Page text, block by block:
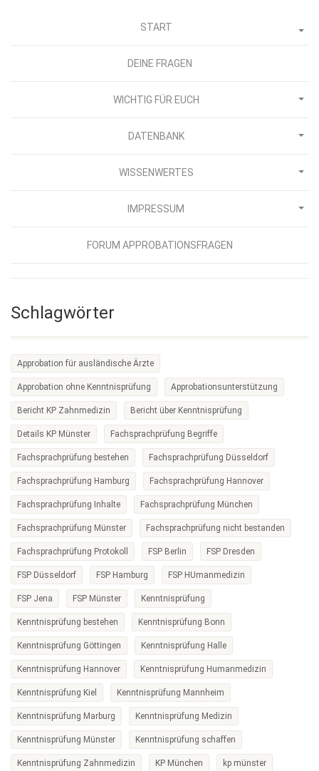
START
DEINE FRAGEN
WICHTIG FÜR EUCH
DATENBANK
WISSENWERTES
IMPRESSUM
FORUM APPROBATIONSFRAGEN
Schlagwörter
Approbation für ausländische Ärzte
Approbation ohne Kenntnisprüfung Approbationsunterstützung
Bericht KP Zahnmedizin Bericht über Kenntnisprüfung
Details KP Münster Fachsprachprüfung Begriffe
Fachsprachprüfung bestehen Fachsprachprüfung Düsseldorf
Fachsprachprüfung Hamburg Fachsprachprüfung Hannover
Fachsprachprüfung Inhalte Fachsprachprüfung München
Fachsprachprüfung Münster Fachsprachprüfung nicht bestanden
Fachsprachprüfung Protokoll FSP Berlin FSP Dresden
FSP Düsseldorf FSP Hamburg FSP HUmanmedizin
FSP Jena FSP Münster Kenntnisprüfung
Kenntnisprüfung bestehen Kenntnisprüfung Bonn
Kenntnisprüfung Göttingen Kenntnisprüfung Halle
Kenntnisprüfung Hannover Kenntnisprüfung Humanmedizin
Kenntnisprüfung Kiel Kenntnisprüfung Mannheim
Kenntnisprüfung Marburg Kenntnisprüfung Medizin
Kenntnisprüfung Münster Kenntnisprüfung schaffen
Kenntnisprüfung Zahnmedizin KP München kp münster